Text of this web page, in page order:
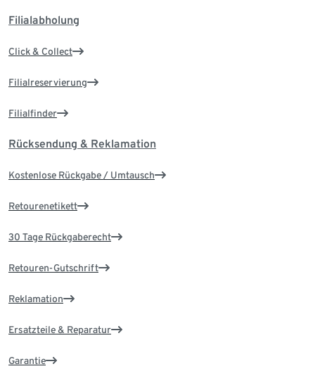
Filialabholung
Click & Collect
Filialreservierung
Filialfinder
Rücksendung & Reklamation
Kostenlose Rückgabe / Umtausch
Retourenetikett
30 Tage Rückgaberecht
Retouren-Gutschrift
Reklamation
Ersatzteile & Reparatur
Garantie